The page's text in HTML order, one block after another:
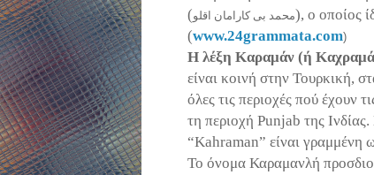
(
محمد بی کارامان اقلو ), o οποίος
(www.24grammata.com)
Η λέξη Καραμάν (ή
είναι κοινή στην Τουρκική,
όλες τις περιοχές πού έχουν
τη περιοχή Punjab της
“Kahraman” είναι γραμμένη
Το όνομα Καραμανλή